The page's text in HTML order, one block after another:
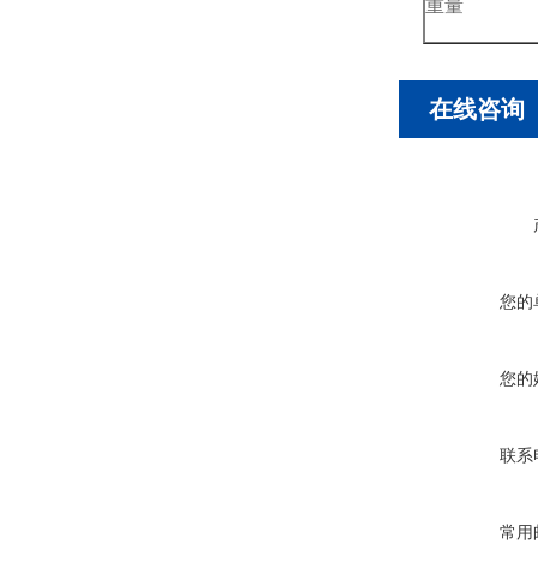
重量
在线咨询
您的
您的
联系
常用